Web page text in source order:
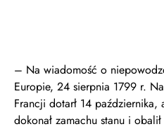
– Na wiadomość o
Europie, 24 sierpnia 1799 r.
Francji dotarł 14 października,
dokonał zamachu stanu i